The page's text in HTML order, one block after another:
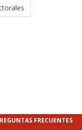
FRECUENTES